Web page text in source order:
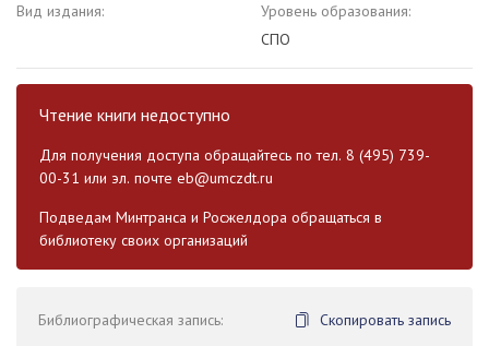
Вид издания:
Уровень образования:
СПО
Чтение книги недоступно
Для получения доступа обращайтесь по тел. 8 (495) 739-
00-31 или эл. почте eb@umczdt.ru
Подведам Минтранса и Росжелдора обращаться в
библиотеку своих организаций
Библиографическая запись:
Скопировать запись